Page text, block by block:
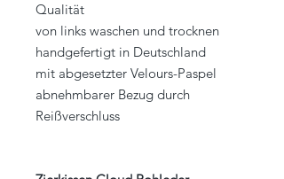
Qualität
von links waschen und trocknen
handgefertigt in Deutschland
mit abgesetzter Velours-Paspel
abnehmbarer Bezug durch
Reißverschluss